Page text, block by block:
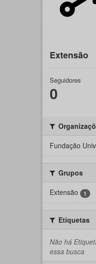
Extensão
Seguidores
0
Fundação
Grupos
Extensão
1
Etiquetas
Não há
essa busca